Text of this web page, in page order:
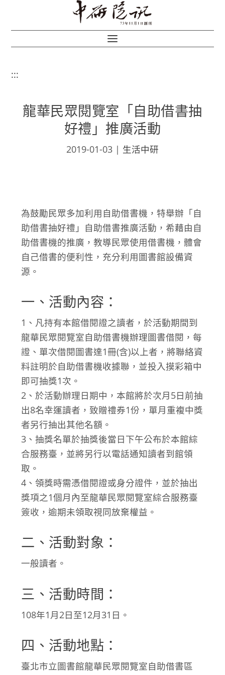
:::
龍華民眾閱覽室「自助借書抽
好禮」推廣活動
2019-01-03 | 生活中研
為鼓勵民眾多加利用自助借書機，特舉辦「自
助借書抽好禮」自助借書推廣活動，希藉由自
助借書機的推廣，教導民眾使用借書機，體會
自己借書的便利性，充分利用圖書館設備資
源。
一、活動內容：
1、凡持有本館借閱證之讀者，於活動期間到
龍華民眾閱覽室自助借書機辦理圖書借閱，每
證、單次借閱圖書達1冊(含)以上者，將聯絡資
料註明於自助借書機收據聯，並投入摸彩箱中
即可抽獎1次。
2、於活動辦理日期中，本館將於次月5日前抽
出8名幸運讀者，致贈禮券1份，單月重複中獎
者另行抽出其他名額。
3、抽獎名單於抽獎後當日下午公布於本館綜
合服務臺，並將另行以電話通知讀者到館領
取。
4、領獎時需憑借閱證或身分證件，並於抽出
獎項之1個月內至龍華民眾閱覽室綜合服務臺
簽收，逾期未領取視同放棄權益。
二、活動對象：
一般讀者。
三、活動時間：
108年1月2日至12月31日。
四、活動地點：
臺北市立圖書館龍華民眾閱覽室自助借書區